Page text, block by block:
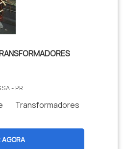
- PR
Transformadores